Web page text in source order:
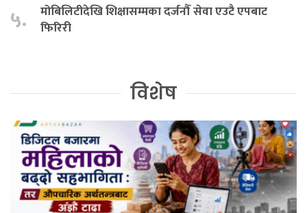
५.
मोबिलिटीदेखि शिक्षासम्मका दर्जनौँ सेवा एउटै एपबाट
फिरिरी
विशेष